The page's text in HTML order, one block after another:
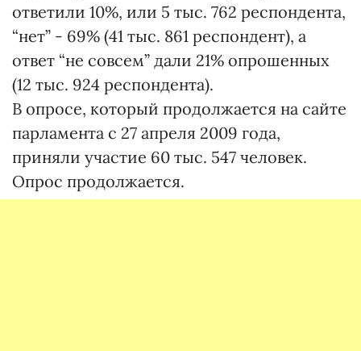
ответили 10%, или 5 тыс. 762 респондента,
“нет” - 69% (41 тыс. 861 респондент), а
ответ “не совсем” дали 21% опрошенных
(12 тыс. 924 респондента).
В опросе, который продолжается на сайте
парламента с 27 апреля 2009 года,
приняли участие 60 тыс. 547 человек.
Опрос продолжается.